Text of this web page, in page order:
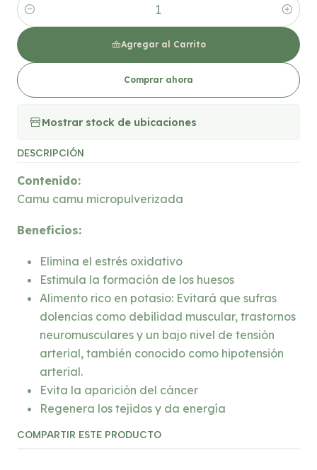
Cantidad
Agregar al Carrito
Comprar ahora
Mostrar stock de ubicaciones
DESCRIPCIÓN
Contenido:
Camu camu micropulverizada
Beneficios:
Elimina el estrés oxidativo
Estimula la formación de los huesos
Alimento rico en potasio: Evitará que sufras
dolencias como debilidad muscular, trastornos
neuromusculares y un bajo nivel de tensión
arterial, también conocido como hipotensión
arterial.
Evita la aparición del cáncer
Regenera los tejidos y da energía
COMPARTIR ESTE PRODUCTO